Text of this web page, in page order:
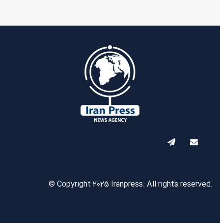
© Copyright 2025 Iranpress. All rights reserved.